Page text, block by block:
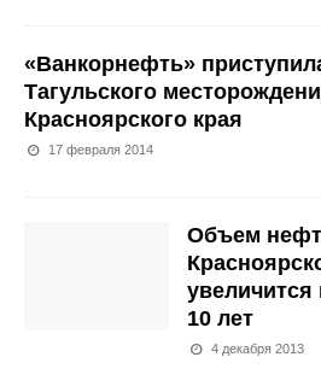
«Ванкорнефть»
Тагульского
Красноярского края
17 февраля 2014
Объем
увеличится
10 лет
4 декабря 2013